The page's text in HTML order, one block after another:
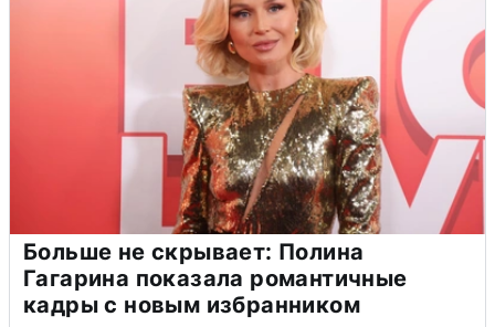
Больше не скрывает: Полина
Гагарина показала романтичные
кадры с новым избранником